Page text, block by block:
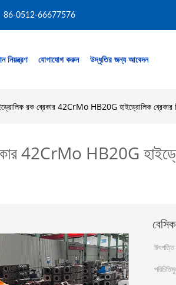
86-0512-66677576
নিয়ন্ত্রণ যোগাযোগ করুন উদ্ধৃতির জন্য আবেদন
রক ব্রেকার 42CrMo HB20G হাইড্রোলিক ব্রেকার
42CrMo HB20G